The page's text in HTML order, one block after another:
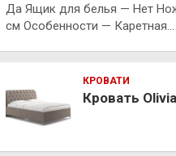
Да Ящик для белья — Нет
см Особенности — Каретная…
КРОВАТИ
Кровать